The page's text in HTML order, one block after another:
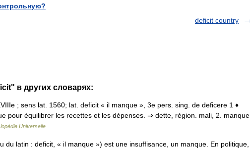
deficit country
в других словарях:
; sens lat. 1560; lat. deficit « il manque », 3e pers. sing. de deficere 1 ♦
pour équilibrer les recettes et les dépenses. ⇒ dette, région. mali, 2. manque,
Universelle
du latin : deficit, « il manque ») est une insuffisance, un manque. En politique,